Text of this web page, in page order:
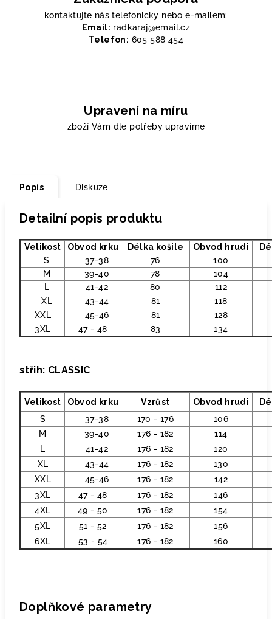
kontaktujte nás telefonicky nebo e-mailem:
Email: radkaraj@email.cz
Telefon: 605 588 454
Upravení na míru
zboží Vám dle potřeby upravíme
Popis Diskuze
Detailní popis produktu
Velikost Obvod krku Délka košile Obvod hrudi
S
37-38 76
100
M
39-40 78
104
L
41-42 80
112
XL
43-44 81
118
XXL
45-46 81
128
3XL
47 - 48 83 134
střih: CLASSIC
Velikost Obvod krku Vzrůst Obvod hrudi
S
37-38 170 - 176
106
M
39-40 176 - 182
114
L
41-42 176 - 182
120
XL
43-44 176 - 182
130
XXL
45-46 176 - 182
142
3XL
47 - 48 176 - 182
146
4XL
49 - 50 176 - 182
154
5XL
51 - 52 176 - 182
156
6XL
53 - 54 176 - 182 160
Doplňkové parametry